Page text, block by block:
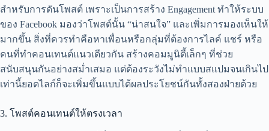
สำหรับการดันโพสต์ เพราะเป็นการสร้าง Engagement ทำให้ระบบ
ของ Facebook มองว่าโพสต์นั้น “น่าสนใจ” และเพิ่มการมองเห็นให้
มากขึ้น สิ่งที่ควรทำคือหาเพื่อนหรือกลุ่มที่ต้องการไลค์ แชร์ หรือ
คนที่ทำคอนเทนต์แนวเดียวกัน สร้างคอมมูนิตี้เล็กๆ ที่ช่วย
สนับสนุนกันอย่างสม่ำเสมอ แต่ต้องระวังไม่ทำแบบสแปมจนเกินไป
เท่านี้ยอดไลก์ก็จะเพิ่มขึ้นแบบได้ผลประโยชน์กันทั้งสองฝ่ายด้วย
3. โพสต์คอนเทนต์ให้ตรงเวลา